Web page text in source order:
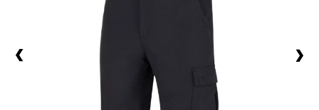
Obuća za slobodno vrijeme